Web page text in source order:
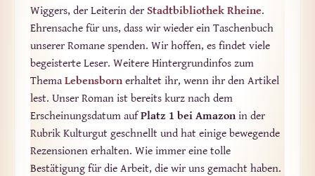
Wiggers, der Leiterin derStadtbibliothek Rheine.
Ehrensache für uns, dass wir wieder ein Taschenbuch
unserer Romane spenden. Wir hoffen, es findet viele
begeisterte Leser. Weitere Hintergrundinfos zum
ThemaLebensborn erhaltet ihr, wenn ihr den Artikel
lest. Unser Roman ist bereits kurz nach dem
Erscheinungsdatum aufPlatz 1 bei Amazon in der
Rubrik Kulturgut geschnellt und hat einige bewegende
Rezensionen erhalten. Wie immer eine tolle
Bestätigung für die Arbeit, die wir uns gemacht haben.